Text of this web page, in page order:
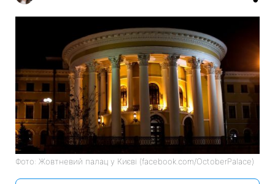
Фото: Жовтневий палац у Києві (facebook.com/OctoberPalace)